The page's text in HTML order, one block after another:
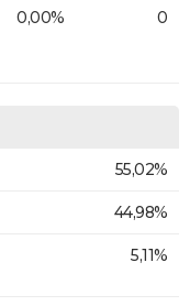
0,00% 0
55,02%
44,98%
5,11%